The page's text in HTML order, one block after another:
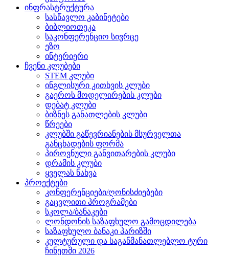
ინფრასტრუქტურა
სასწავლო კაბინეტები
ბიბლიოთეკა
საკონფერენციო სივრცე
ეზო
ინტერიერი
ჩვენი კლუბები
STEM კლუბი
ინგლისური კითხვის კლუბი
გაეროს მოდელირების კლუბი
დებატ კლუბი
ბიზნეს განათლების კლუბი
წრეები
კლუბში გაწევრიანების მსურველთა
განცხადების ფორმა
პიროვნული განვითარების კლუბი
დრამის კლუბი
ყველას ნახვა
პროექტები
კონფერენციები/ღონისძიებები
გაცვლითი პროგრამები
სკოლა/ბანაკები
ლონდონის საზაფხულო გამოცდილება
საზაფხულო ბანაკი პარიზში
კულტურული და საგანმანათლებლო ტური
ჩინეთში 2026